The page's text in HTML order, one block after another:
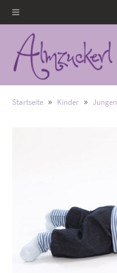
Startseite » Kinder » Jungen